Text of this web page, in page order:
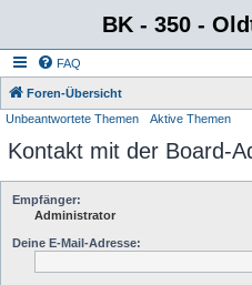
BK - 350 -
FAQ
Foren-Übersicht
Unbeantwortete Themen Aktive Themen
Kontakt mit der Board-
Empfänger:
Administrator
Deine E-Mail-Adresse: